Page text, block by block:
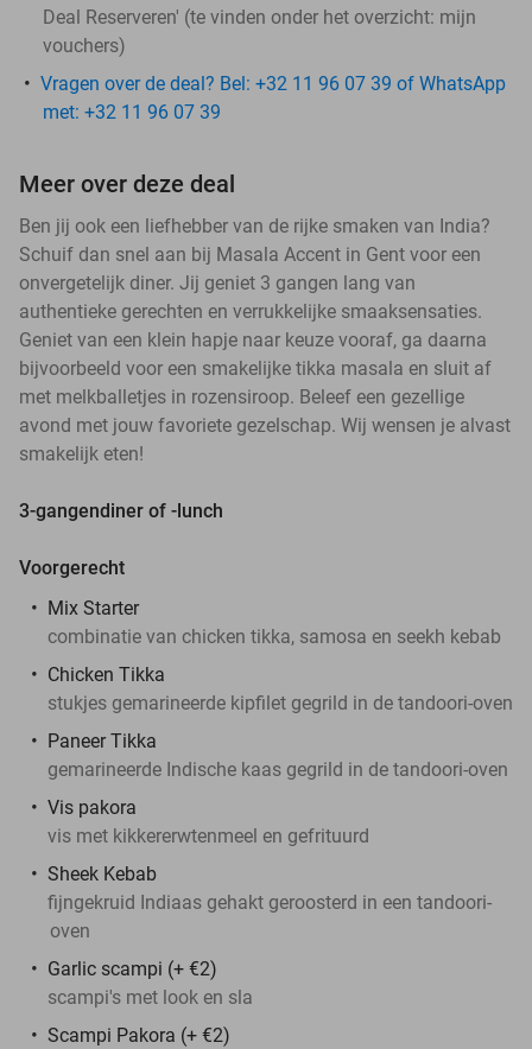
Deal Reserveren' (te vinden onder het overzicht: mijn
vouchers)
Vragen over de deal? Bel: +32 11 96 07 39 of WhatsApp
met: +32 11 96 07 39
Meer over deze deal
Ben jij ook een liefhebber van de rijke smaken van India?
Schuif dan snel aan bij Masala Accent in Gent voor een
onvergetelijk diner. Jij geniet 3 gangen lang van
authentieke gerechten en verrukkelijke smaaksensaties.
Geniet van een klein hapje naar keuze vooraf, ga daarna
bijvoorbeeld voor een smakelijke tikka masala en sluit af
met melkballetjes in rozensiroop. Beleef een gezellige
avond met jouw favoriete gezelschap. Wij wensen je alvast
smakelijk eten!
3-gangendiner of -lunch
Voorgerecht
Mix Starter
combinatie van chicken tikka, samosa en seekh kebab
Chicken Tikka
stukjes gemarineerde kipfilet gegrild in de tandoori-oven
Paneer Tikka
gemarineerde Indische kaas gegrild in de tandoori-oven
Vis pakora
vis met kikkererwtenmeel en gefrituurd
Sheek Kebab
fijngekruid Indiaas gehakt geroosterd in een tandoori-
oven
Garlic scampi (+ €2)
scampi's met look en sla
Scampi Pakora (+ €2)